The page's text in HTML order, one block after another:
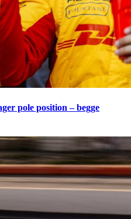
pole position – begge